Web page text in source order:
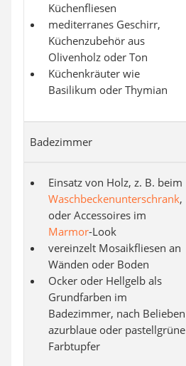
Küchenfliesen
mediterranes Geschirr,
Küchenzubehör aus
Olivenholz oder Ton
Küchenkräuter wie
Basilikum oder Thymian
Badezimmer
Einsatz von Holz, z. B. beim
Waschbeckenunterschrank,
oder Accessoires im
Marmor-Look
vereinzelt Mosaikfliesen an
Wänden oder Boden
Ocker oder Hellgelb als
Grundfarben im
Badezimmer, nach Belieben
azurblaue oder pastellgrüne
Farbtupfer